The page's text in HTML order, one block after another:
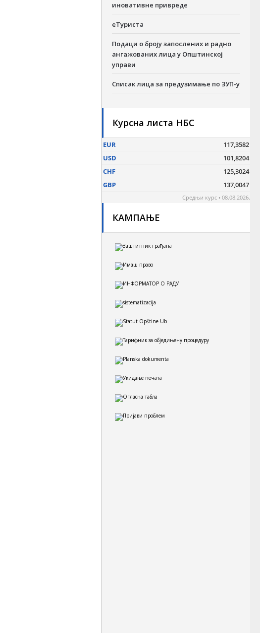
иновативне привреде
еТуриста
Подаци о броју запослених и радно
ангажованих лица у Општинској
управи
Списак лица за предузимање по ЗУП-у
Курсна листа НБС
КАМПАЊЕ